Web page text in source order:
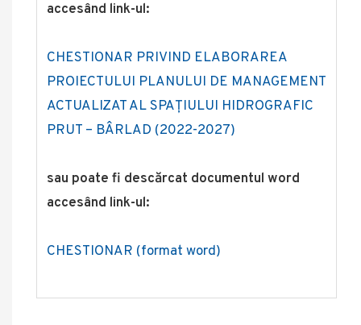
accesând link-ul:
CHESTIONAR PRIVIND ELABORAREA
PROIECTULUI PLANULUI DE MANAGEMENT
ACTUALIZAT AL SPAȚIULUI HIDROGRAFIC
PRUT – BÂRLAD (2022-2027)
sau poate fi descărcat documentul word
accesând link-ul:
CHESTIONAR (format word)